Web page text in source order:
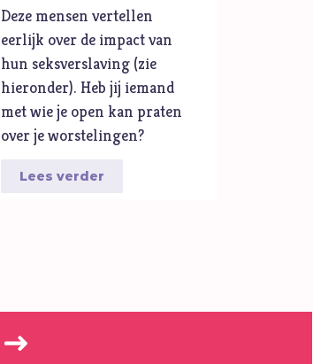
Deze mensen vertellen
eerlijk over de impact van
hun seksverslaving (zie
hieronder). Heb jij iemand
met wie je open kan praten
over je worstelingen?
Lees verder